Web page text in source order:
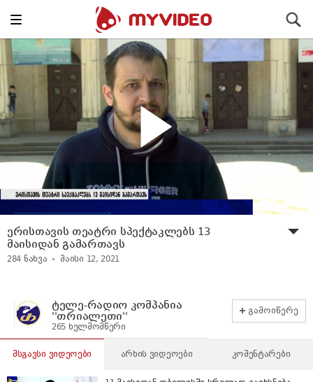
Toggle
ერისთავის თეატრი სპექტაკლებს 13
მაისიდან გამართავს
284 ნახვა მაისი 12, 2021
გამოიწერე
ტელე-რადიო კომპანია
''თრიალეთი''
265 ხელმომწერი
მსგავსი ვიდეოები არხის ვიდეოები კომენტარები